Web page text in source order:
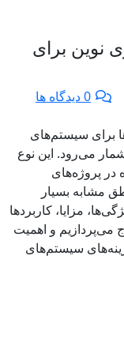
نوین برای
0 دیدگاه ها
برای سیستم‌های
می‌رود. این نوع
در پروژه‌های
مشابه بسیار
مزایا، کاربردها
می‌پردازیم و اهمیت
سیستم‌های